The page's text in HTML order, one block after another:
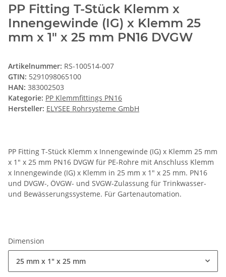
PP Fitting T-Stück Klemm x
Innengewinde (IG) x Klemm 25
mm x 1" x 25 mm PN16 DVGW
Artikelnummer: RS-100514-007
GTIN: 5291098065100
HAN: 383002503
Kategorie: PP Klemmfittings PN16
Hersteller: ELYSEE Rohrsysteme GmbH
PP Fitting T-Stück Klemm x Innengewinde (IG) x Klemm 25 mm
x 1" x 25 mm PN16 DVGW für PE-Rohre mit Anschluss Klemm
x Innengewinde (IG) x Klemm in 25 mm x 1" x 25 mm. PN16
und DVGW-, ÖVGW- und SVGW-Zulassung für Trinkwasser-
und Bewässerungssysteme. Für Gartenautomation.
Dimension
25 mm x 1" x 25 mm